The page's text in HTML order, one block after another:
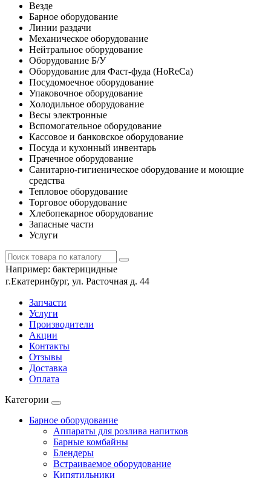
Везде
Барное оборудование
Линии раздачи
Механическое оборудование
Нейтральное оборудование
Оборудование Б/У
Оборудование для Фаст-фуда (HoReCa)
Посудомоечное оборудование
Упаковочное оборудование
Холодильное оборудование
Весы электронные
Вспомогательное оборудование
Кассовое и банковское оборудование
Посуда и кухонный инвентарь
Прачечное оборудование
Санитарно-гигиеническое оборудование и моющие
средства
Тепловое оборудование
Торговое оборудование
Хлебопекарное оборудование
Запасные части
Услуги
Например: бактерицидные
г.Екатеринбург, ул. Расточная д. 44
Запчасти
Услуги
Производители
Акции
Контакты
Отзывы
Доставка
Оплата
Категории
Барное оборудование
Аппараты для розлива напитков
Барные комбайны
Блендеры
Встраиваемое оборудование
Кипятильники